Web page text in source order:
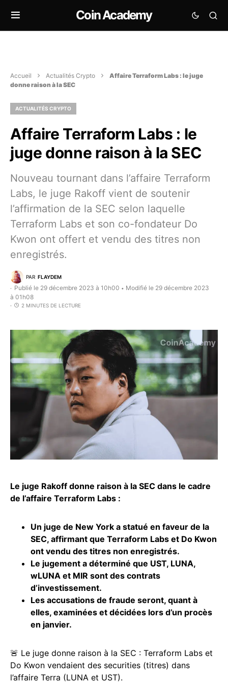
Coin Academy
Accueil Actualités Crypto
Affaire Terraform Labs : le juge
donne raison à la SEC
ACTUALITÉS CRYPTO
Affaire Terraform Labs : le
juge donne raison à la SEC
Nouveau tournant dans l’affaire Terraform
Labs, le juge Rakoff vient de soutenir
l’affirmation de la SEC selon laquelle
Terraform Labs et son co-fondateur Do
Kwon ont offert et vendu des titres non
enregistrés.
PAR FLAYDEM
Publié le 29 décembre 2023 à 10h00 • Modifié le 29 décembre 2023
à 01h08
2 MINUTES DE LECTURE
Le juge Rakoff donne raison à la SEC dans le cadre
de l’affaire Terraform Labs :
Un juge de New York a statué en faveur de la
SEC, affirmant que Terraform Labs et Do Kwon
ont vendu des titres non enregistrés.
Le jugement a déterminé que UST, LUNA,
wLUNA et MIR sont des contrats
d’investissement.
Les accusations de fraude seront, quant à
elles, examinées et décidées lors d’un procès
en janvier.
🚨 Le juge donne raison à la SEC : Terraform Labs et
Do Kwon vendaient des securities (titres) dans
l’affaire Terra (LUNA et UST).